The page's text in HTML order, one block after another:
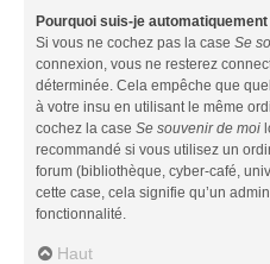
Pourquoi suis-je
Si vous ne cochez pas la case Se
connexion, vous ne resterez
déterminée. Cela empêche que
à votre insu en utilisant le même
cochez la case Se souvenir de moi
recommandé si vous utilisez un
forum (bibliothèque, cyber-café,
cette case, cela signifie qu’un
fonctionnalité.
Haut